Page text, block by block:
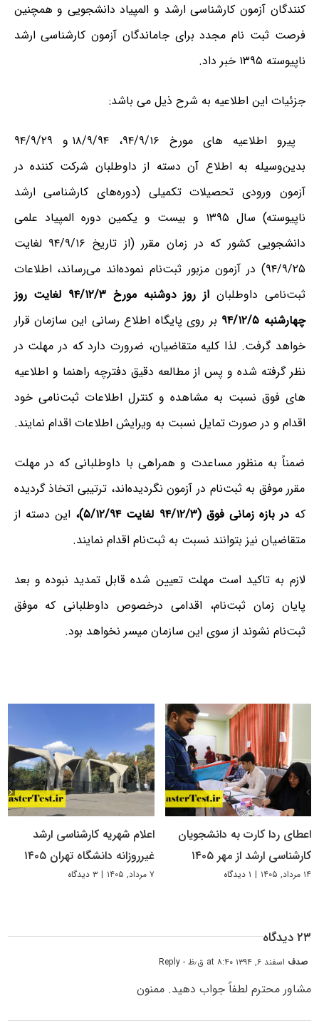
کنندگان آزمون کارشناسی ارشد و المپیاد دانشجویی و همچنین
فرصت ثبت نام مجدد برای جاماندگان آزمون کارشناسی ارشد
ناپیوسته ۱۳۹۵ خبر داد.
جزئیات این اطلاعیه به شرح ذیل می باشد:
پیرو اطلاعیه های مورخ ۹۴/۹/۱۶، ۱۸/۹/۹۴ و ۹۴/۹/۲۹
بدین‌وسیله‌ به ‌اطلاع‌ آن دسته از داوطلبان شرکت کننده در
آزمون‌ ورودی تحصیلات تکمیلی (دوره‌های کارشناسی ارشد
ناپیوسته) سال ۱۳۹۵ و بیست و یکمین دوره المپیاد علمی
دانشجویی کشور که در زمان مقرر (از تاریخ ۹۴/۹/۱۶ لغایت
۹۴/۹/۲۵) در آزمون مزبور ثبت‌نام نموده‌اند می‌رساند، اطلاعات
ثبت‌نامی داوطلبان
از روز دوشنبه مورخ ۹۴/۱۲/۳ لغایت روز
چهارشنبه ۹۴/۱۲/۵
بر روی پایگاه اطلاع رسانی این سازمان قرار
خواهد گرفت. لذا کلیه متقاضیان، ضرورت دارد که در مهلت در
نظر گرفته شده و پس از مطالعه دقیق دفترچه راهنما و اطلاعیه
های فوق نسبت به مشاهده و کنترل اطلاعات ثبت‌نامی خود
اقدام و در صورت تمایل نسبت به ویرایش اطلاعات اقدام نمایند.
ضمناً به منظور مساعدت و همراهی با داوطلبانی که در مهلت
مقرر موفق به ثبت‌نام در آزمون نگردیده‌اند، ترتیبی اتخاذ گردیده
که در بازه زمانی فوق (۹۴/۱۲/۳ لغایت ۵/۱۲/۹۴)،
این دسته از
متقاضیان نیز بتوانند نسبت به ثبت‌نام اقدام نمایند.
لازم به تاکید است مهلت تعیین شده قابل تمدید نبوده و بعد
پایان زمان ثبت‌نام، اقدامی درخصوص داوطلبانی که موفق
ثبت‌نام نشوند از سوی این سازمان میسر نخواهد بود.
اعطای ردا کارت به دانشجویان
کارشناسی ارشد از مهر ۱۴۰۵
۱۴ مرداد, ۱۴۰۵ | ۱ دیدگاه
اعلام شهریه کارشناسی ارشد
غیرروزانه دانشگاه تهران ۱۴۰۵
۷ مرداد, ۱۴۰۵ | ۳ دیدگاه
۲۳ دیدگاه
صدف اسفند ۶, ۱۳۹۴ at ۸:۴۰ ق٫ظ - Reply
مشاور محترم لطفاً جواب دهید. ممنون